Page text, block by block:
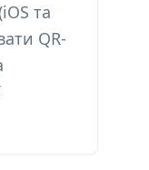
та
QR-